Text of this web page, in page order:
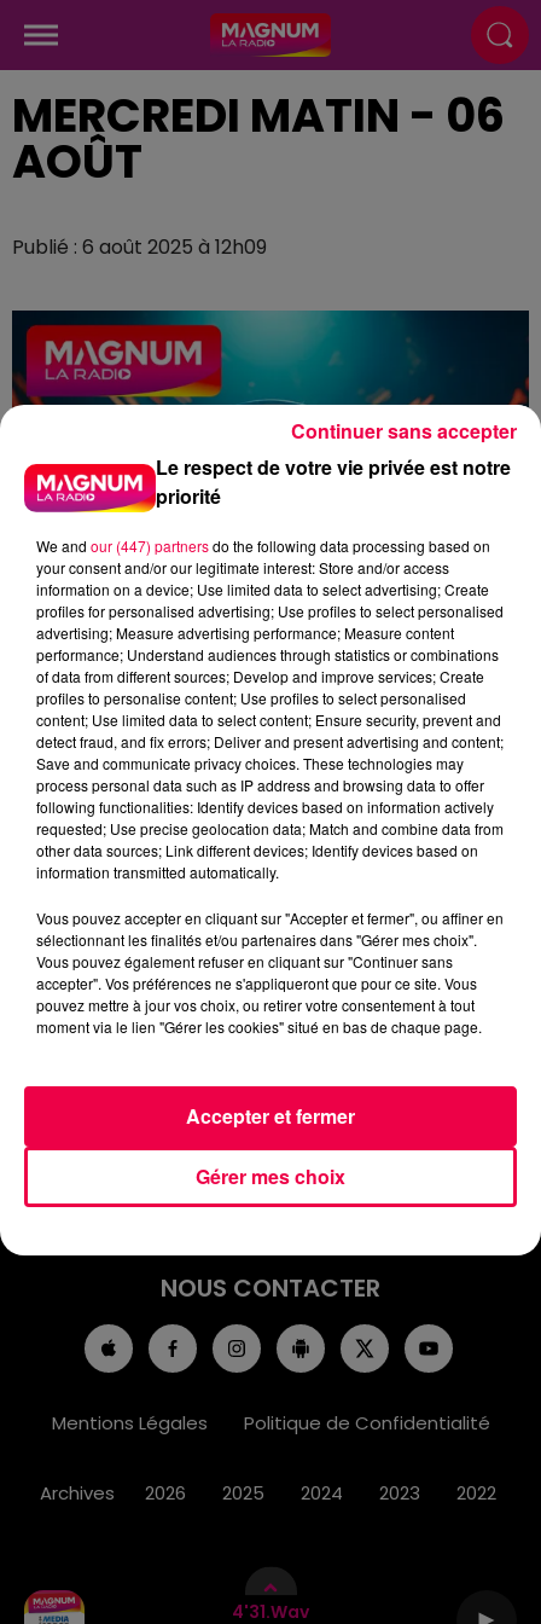
4'31.wav
MERCREDI MATIN - 06
AOÛT
Publié : 6 août 2025 à 12h09
podcasts/2025/08/12h-3.wav
INFOS
EMISSIONS
JEUX
PODCASTS
NOUS CONTACTER
Mentions Légales Politique de Confidentialité
Archives 2026 2025 2024 2023 2022
Le respect de votre vie privée est notre
priorité
We and our (447) partnersdo the following data processing based on
your consent and/or our legitimate interest: Store and/or access
information on a device; Use limited data to select advertising; Create
profiles for personalised advertising; Use profiles to select personalised
advertising; Measure advertising performance; Measure content
performance; Understand audiences through statistics or combinations
of data from different sources; Develop and improve services; Create
profiles to personalise content; Use profiles to select personalised
content; Use limited data to select content; Ensure security, prevent and
detect fraud, and fix errors; Deliver and present advertising and content;
Save and communicate privacy choices. These technologies may
process personal data such as IP address and browsing data to offer
following functionalities: Identify devices based on information actively
requested; Use precise geolocation data; Match and combine data from
other data sources; Link different devices; Identify devices based on
information transmitted automatically.
Vous pouvez accepter en cliquant sur "Accepter et fermer", ou affiner en
sélectionnant les finalités et/ou partenaires dans "Gérer mes choix".
Vous pouvez également refuser en cliquant sur "Continuer sans
accepter". Vos préférences ne s'appliqueront que pour ce site. Vous
pouvez mettre à jour vos choix, ou retirer votre consentement à tout
moment via le lien "Gérer les cookies" situé en bas de chaque page.
Gérer mes choix
Accepter et fermer
Continuer sans accepter